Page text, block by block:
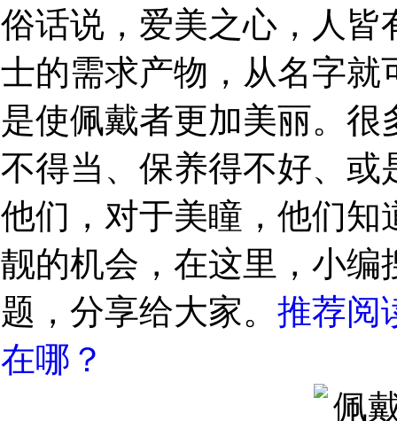
俗话说，爱美之心，人
士的需求产物，从名字
是使佩戴者更加美丽。
不得当、保养得不好、
他们，对于美瞳，他们
靓的机会，在这里，小编
题，分享给大家。 推荐阅
在哪？